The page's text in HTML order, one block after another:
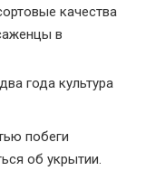
качества
в
года культура
побеги
об укрытии.